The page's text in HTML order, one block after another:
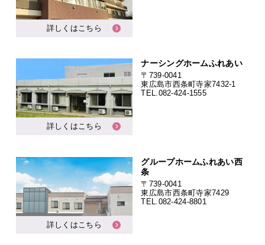
詳しくはこちら
詳しくはこちら
ナーシングホームふれあい
〒739-0041
東広島市西条町寺家7432-1
TEL.082-424-1555
詳しくはこちら
グループホームふれあい西
条
〒739-0041
東広島市西条町寺家7429
TEL. 082-424-8801